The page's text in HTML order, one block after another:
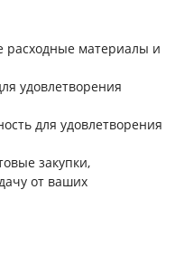
расходные материалы и
удовлетворения
для удовлетворения
закупки,
от ваших